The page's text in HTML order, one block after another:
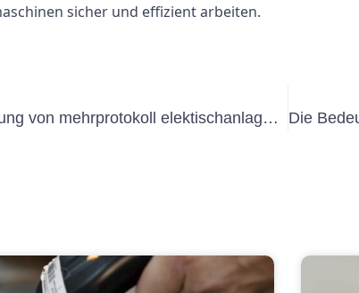
sicher und effizient arbeiten.
Verständnis der Bedeutung von mehrprotokoll elektischanlagen in elektrischen Systemen